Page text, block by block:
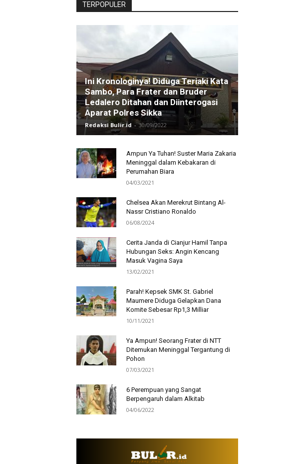
TERPOPULER
Ini Kronologinya! Diduga Teriaki Kata
Sambo, Para Frater dan Bruder
Ledalero Ditahan dan Diinterogasi
Aparat Polres Sikka
Redaksi Bulir.id - 30/09/2022
Ampun Ya Tuhan! Suster Maria Zakaria
Meninggal dalam Kebakaran di
Perumahan Biara
04/03/2021
Chelsea Akan Merekrut Bintang Al-
Nassr Cristiano Ronaldo
06/08/2024
Cerita Janda di Cianjur Hamil Tanpa
Hubungan Seks: Angin Kencang
Masuk Vagina Saya
13/02/2021
Parah! Kepsek SMK St. Gabriel
Maumere Diduga Gelapkan Dana
Komite Sebesar Rp1,3 Milliar
10/11/2021
Ya Ampun! Seorang Frater di NTT
Ditemukan Meninggal Tergantung di
Pohon
07/03/2021
6 Perempuan yang Sangat
Berpengaruh dalam Alkitab
04/06/2022